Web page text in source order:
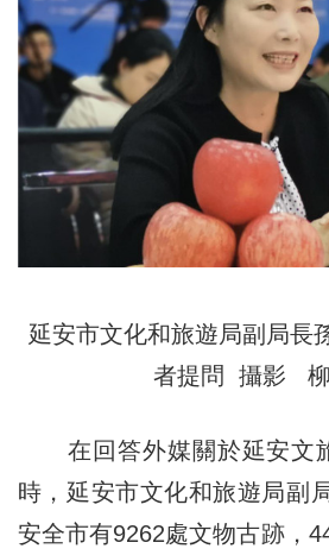
延安市文化和旅遊局副局長
者提問 攝影
在回答外媒關於延安文
時，延安市文化和旅遊局副
安全市有9262處文物古跡，